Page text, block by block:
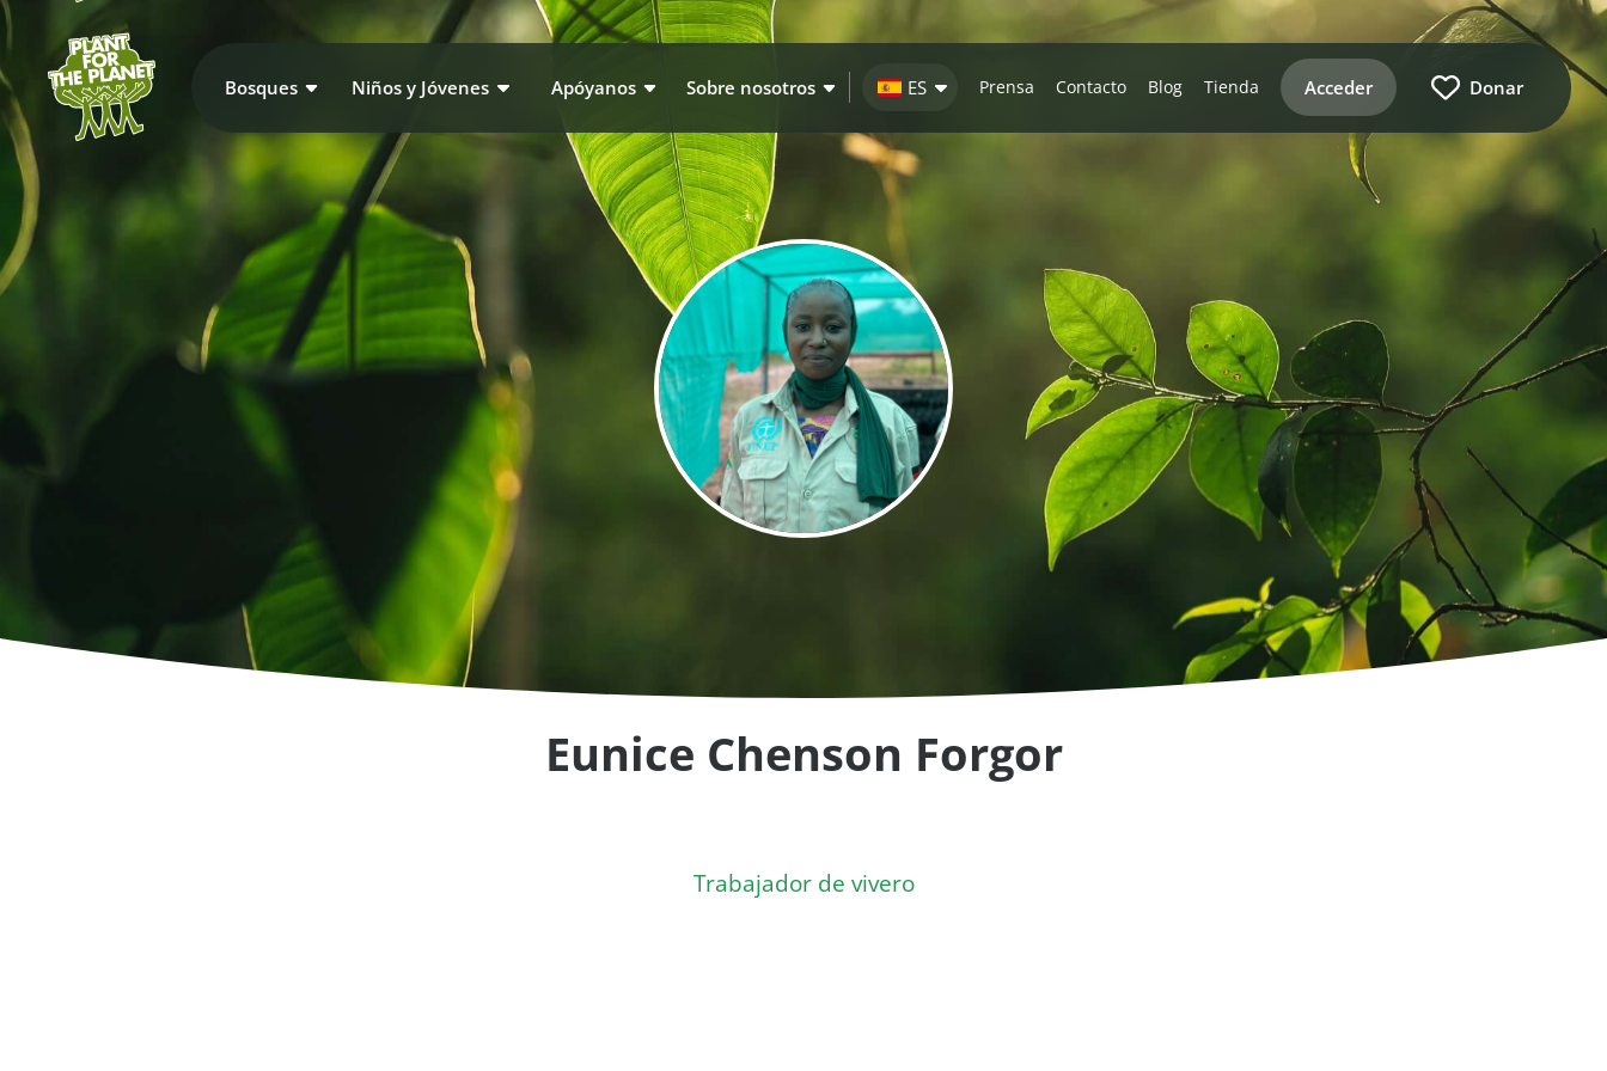
Bosques Niños y Jóvenes Apóyanos Sobre nosotros ES Prensa Contacto Blog Tienda Acceder Donar
Eunice Chenson Forgor
Trabajador de vivero